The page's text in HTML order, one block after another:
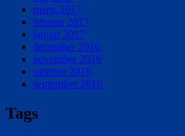
marts 2017
februar 2017
januar 2017
december 2016
november 2016
oktober 2016
september 2016
Tags